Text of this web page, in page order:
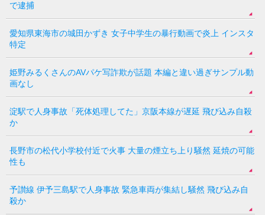
で逮捕
愛知県東海市の城田かずき 女子中学生の暴行動画で炎上 インスタ
特定
姫野みるくさんのAVパケ写詐欺が話題 本編と違い過ぎサンプル動
画なし
淀駅で人身事故「死体処理してた」京阪本線が遅延 飛び込み自殺
か
長野市の松代小学校付近で火事 大量の煙立ち上り騒然 延焼の可能
性も
予讃線 伊予三島駅で人身事故 緊急車両が集結し騒然 飛び込み自
殺か